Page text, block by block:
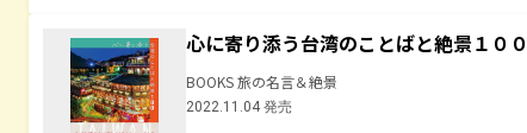
心に寄り添う台湾のことばと絶景１００
BOOKS 旅の名言＆絶景
2022.11.04 発売